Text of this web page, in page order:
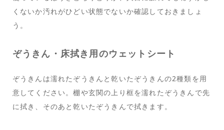
くないか汚れがひどい状態でないか確認しておきましょ
う。
ぞうきん・床拭き用のウェットシート
ぞうきんは濡れたぞうきんと乾いたぞうきんの2種類を用
意してください。棚や玄関の上り框を濡れたぞうきんで先
に拭き、そのあと乾いたぞうきんで拭きます。